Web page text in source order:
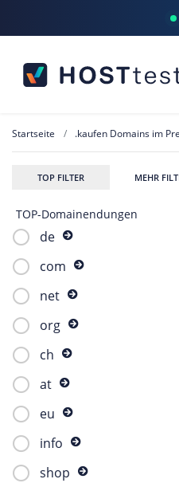
Startseite .kaufen Domains im
TOP FILTER MEHR
TOP-Domainendungen
de
com
net
org
ch
at
eu
info
shop